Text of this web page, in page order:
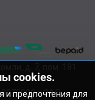
в ЗАО
cookies.
и предпочтения для